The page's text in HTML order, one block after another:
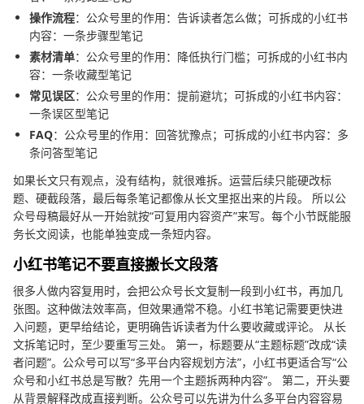
操作流程：公众号里的作用：告诉读者怎么做；可拆成的小红书
内容：一条步骤型笔记
素材清单：公众号里的作用：降低执行门槛；可拆成的小红书内
容：一条收藏型笔记
常见误区：公众号里的作用：提前避坑；可拆成的小红书内容：
一条误区型笔记
FAQ：公众号里的作用：回答犹豫点；可拆成的小红书内容：多
条问答型笔记
如果长文只有观点，没有结构，就很难拆。运营后续只能硬改标
题、硬截段落，最后每条笔记都像从长文里抠出来的片段。 所以公
众号母稿最好从一开始就按“可复用内容资产”来写。每个小节既能服
务长文阅读，也能单独变成一条短内容。
小红书笔记不要直接搬长文段落
很多人做内容复用时，会把公众号长文复制一段到小红书，再加几
张图。这种做法效率高，但效果通常不稳。小红书笔记需要更快进
入问题，更早给结论，更明确告诉读者为什么要收藏或评论。 从长
文拆笔记时，至少要重写三处。 第一，标题要从“主题标题”改成“读
者问题”。公众号可以写“多平台内容规划方法”，小红书更适合写“公
众号和小红书总是写散？先用一个主题拆两种内容”。 第二，开头要
从背景解释改成直接判断。公众号可以先讲为什么多平台内容容易